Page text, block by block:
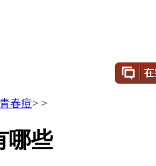
青春痘> >
哪些